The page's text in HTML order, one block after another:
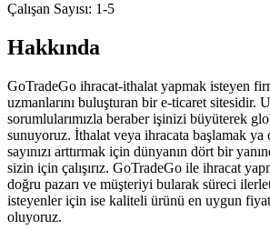
Çalışan Sayısı: 1-5
Hakkında
GoTradeGo ihracat-ithalat yapmak isteyen
uzmanlarını buluşturan bir e-ticaret sitesidir.
sorumlularımızla beraber işinizi büyüterek
sunuyoruz. İthalat veya ihracata başlamak ya
sayınızı arttırmak için dünyanın dört bir
sizin için çalışırız. GoTradeGo ile ihracat
doğru pazarı ve müşteriyi bularak süreci
isteyenler için ise kaliteli ürünü en uygun
oluyoruz.